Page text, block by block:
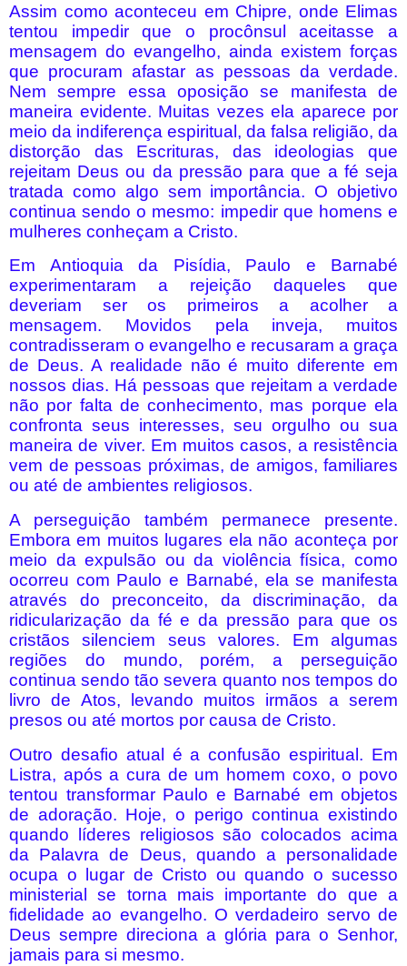
Assim como aconteceu em Chipre, onde Elimas
tentou impedir que o procônsul aceitasse a
mensagem do evangelho, ainda existem forças
que procuram afastar as pessoas da verdade.
Nem sempre essa oposição se manifesta de
maneira evidente. Muitas vezes ela aparece por
meio da indiferença espiritual, da falsa religião, da
distorção das Escrituras, das ideologias que
rejeitam Deus ou da pressão para que a fé seja
tratada como algo sem importância. O objetivo
continua sendo o mesmo: impedir que homens e
mulheres conheçam a Cristo.
Em Antioquia da Pisídia, Paulo e Barnabé
experimentaram a rejeição daqueles que
deveriam ser os primeiros a acolher a
mensagem. Movidos pela inveja, muitos
contradisseram o evangelho e recusaram a graça
de Deus. A realidade não é muito diferente em
nossos dias. Há pessoas que rejeitam a verdade
não por falta de conhecimento, mas porque ela
confronta seus interesses, seu orgulho ou sua
maneira de viver. Em muitos casos, a resistência
vem de pessoas próximas, de amigos, familiares
ou até de ambientes religiosos.
A perseguição também permanece presente.
Embora em muitos lugares ela não aconteça por
meio da expulsão ou da violência física, como
ocorreu com Paulo e Barnabé, ela se manifesta
através do preconceito, da discriminação, da
ridicularização da fé e da pressão para que os
cristãos silenciem seus valores. Em algumas
regiões do mundo, porém, a perseguição
continua sendo tão severa quanto nos tempos do
livro de Atos, levando muitos irmãos a serem
presos ou até mortos por causa de Cristo.
Outro desafio atual é a confusão espiritual. Em
Listra, após a cura de um homem coxo, o povo
tentou transformar Paulo e Barnabé em objetos
de adoração. Hoje, o perigo continua existindo
quando líderes religiosos são colocados acima
da Palavra de Deus, quando a personalidade
ocupa o lugar de Cristo ou quando o sucesso
ministerial se torna mais importante do que a
fidelidade ao evangelho. O verdadeiro servo de
Deus sempre direciona a glória para o Senhor,
jamais para si mesmo.